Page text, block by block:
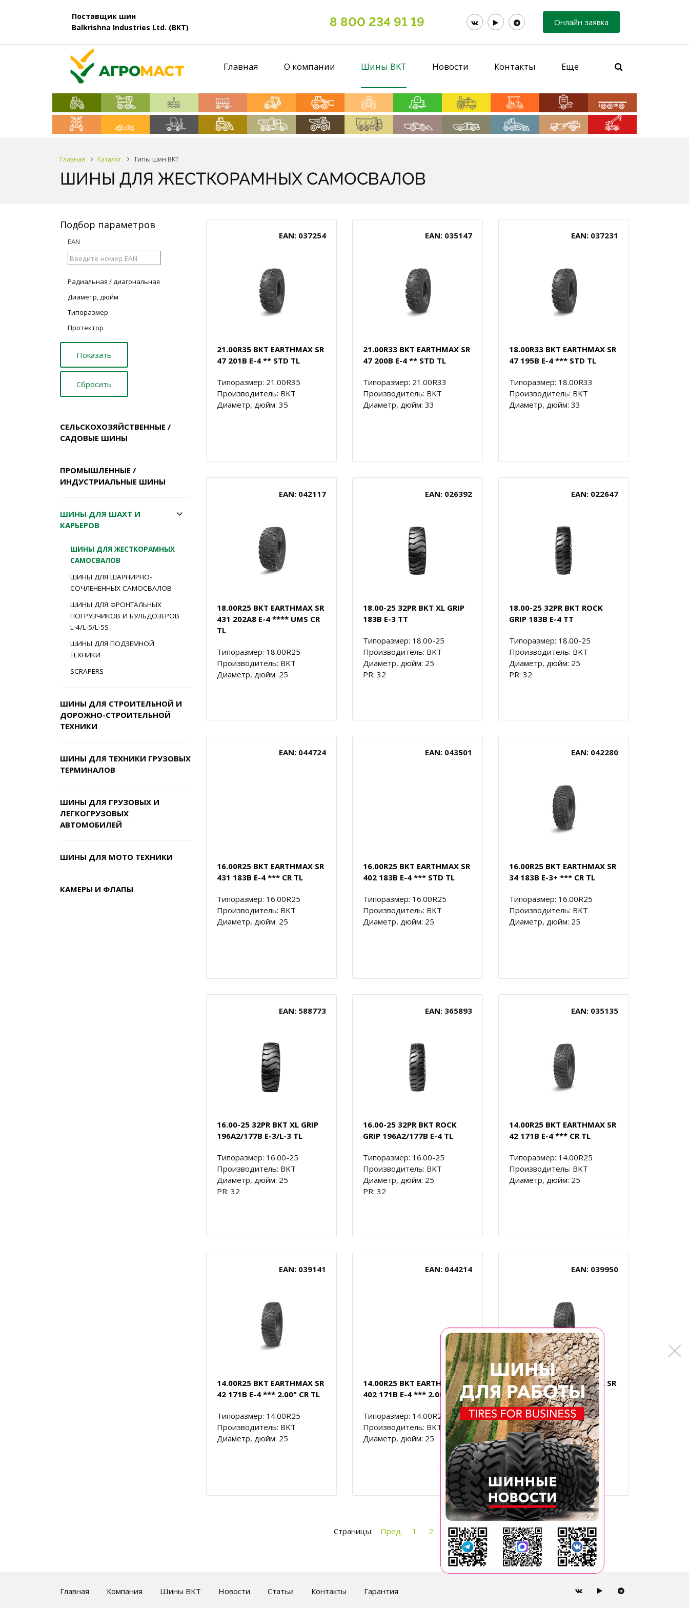
Поставщик шин
Balkrishna Industries Ltd. (BKT)
8 800 234 91 19 Онлайн заявка
Главная О компании Шины BKT Новости Контакты Еще
Главная Каталог Типы шин BKT
ШИНЫ ДЛЯ ЖЕСТКОРАМНЫХ САМОСВАЛОВ
Подбор параметров
EAN
Радиальная / диагональная
Диаметр, дюйм
Типоразмер
Протектор
СЕЛЬСКОХОЗЯЙСТВЕННЫЕ /
САДОВЫЕ ШИНЫ
ПРОМЫШЛЕННЫЕ /
ИНДУСТРИАЛЬНЫЕ ШИНЫ
ШИНЫ ДЛЯ ШАХТ И
КАРЬЕРОВ
ШИНЫ ДЛЯ ЖЕСТКОРАМНЫХ
САМОСВАЛОВ
ШИНЫ ДЛЯ ШАРНИРНО-
СОЧЛЕНЕННЫХ САМОСВАЛОВ
ШИНЫ ДЛЯ ФРОНТАЛЬНЫХ
ПОГРУЗЧИКОВ И БУЛЬДОЗЕРОВ
L-4/L-5/L-5S
ШИНЫ ДЛЯ ПОДЗЕМНОЙ
ТЕХНИКИ
SCRAPERS
ШИНЫ ДЛЯ СТРОИТЕЛЬНОЙ И
ДОРОЖНО-СТРОИТЕЛЬНОЙ
ТЕХНИКИ
ШИНЫ ДЛЯ ТЕХНИКИ ГРУЗОВЫХ
ТЕРМИНАЛОВ
ШИНЫ ДЛЯ ГРУЗОВЫХ И
ЛЕГКОГРУЗОВЫХ
АВТОМОБИЛЕЙ
ШИНЫ ДЛЯ МОТО ТЕХНИКИ
КАМЕРЫ И ФЛАПЫ
EAN: 037254
21.00R35 BKT EARTHMAX SR
47 201B E-4 ** STD TL
Типоразмер: 21.00R35
Производитель: BKT
Диаметр, дюйм: 35
EAN: 035147
21.00R33 BKT EARTHMAX SR
47 200B E-4 ** STD TL
Типоразмер: 21.00R33
Производитель: BKT
Диаметр, дюйм: 33
EAN: 037231
18.00R33 BKT EARTHMAX SR
47 195B E-4 *** STD TL
Типоразмер: 18.00R33
Производитель: BKT
Диаметр, дюйм: 33
EAN: 042117
18.00R25 BKT EARTHMAX SR
431 202A8 E-4 **** UMS CR
TL
Типоразмер: 18.00R25
Производитель: BKT
Диаметр, дюйм: 25
EAN: 026392
18.00-25 32PR BKT XL GRIP
183B E-3 TT
Типоразмер: 18.00-25
Производитель: BKT
Диаметр, дюйм: 25
PR: 32
EAN: 022647
18.00-25 32PR BKT ROCK
GRIP 183B E-4 TT
Типоразмер: 18.00-25
Производитель: BKT
Диаметр, дюйм: 25
PR: 32
EAN: 044724
16.00R25 BKT EARTHMAX SR
431 183B E-4 *** CR TL
Типоразмер: 16.00R25
Производитель: BKT
Диаметр, дюйм: 25
EAN: 043501
16.00R25 BKT EARTHMAX SR
402 183B E-4 *** STD TL
Типоразмер: 16.00R25
Производитель: BKT
Диаметр, дюйм: 25
EAN: 042280
16.00R25 BKT EARTHMAX SR
34 183B E-3+ *** CR TL
Типоразмер: 16.00R25
Производитель: BKT
Диаметр, дюйм: 25
EAN: 588773
16.00-25 32PR BKT XL GRIP
196A2/177B E-3/L-3 TL
Типоразмер: 16.00-25
Производитель: BKT
Диаметр, дюйм: 25
PR: 32
EAN: 365893
16.00-25 32PR BKT ROCK
GRIP 196A2/177B E-4 TL
Типоразмер: 16.00-25
Производитель: BKT
Диаметр, дюйм: 25
PR: 32
EAN: 035135
14.00R25 BKT EARTHMAX SR
42 171B E-4 *** CR TL
Типоразмер: 14.00R25
Производитель: BKT
Диаметр, дюйм: 25
EAN: 039141
14.00R25 BKT EARTHMAX SR
42 171B E-4 *** 2.00" CR TL
Типоразмер: 14.00R25
Производитель: BKT
Диаметр, дюйм: 25
EAN: 044214
14.00R25 BKT EARTHMAX SR
402 171B E-4 *** 2.00" CR TL
Типоразмер: 14.00R25
Производитель: BKT
Диаметр, дюйм: 25
EAN: 039950
14.00R24 BKT EARTHMAX SR
42 171B E-4 *** CR TL
Типоразмер: 14.00R24
Производитель: BKT
Диаметр, дюйм: 24
Страницы: Пред. 1 2 3 4 След.
Главная Компания Шины BKT Новости Статьи Контакты Гарантия